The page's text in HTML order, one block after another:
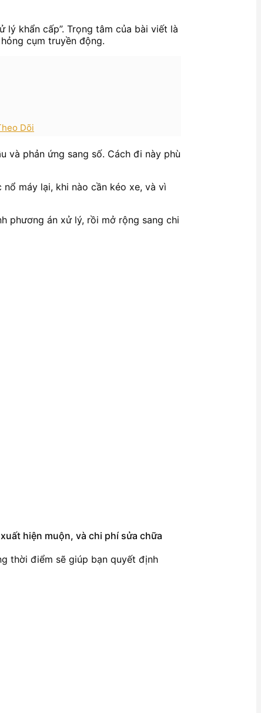
lý khẩn cấp”. Trọng tâm của bài viết là
cụm truyền động.
Dõi
và phản ứng sang số. Cách đi này phù
máy lại, khi nào cần kéo xe, và vì
phương án xử lý, rồi mở rộng sang chi
hiện muộn, và chi phí sửa chữa
thời điểm sẽ giúp bạn quyết định